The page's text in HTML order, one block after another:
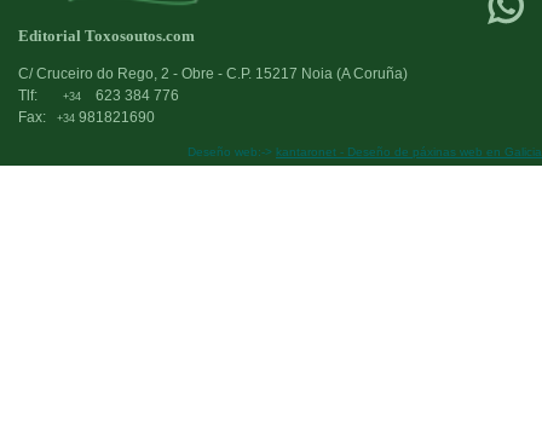
Editorial Toxosoutos.com
C/ Cruceiro do Rego, 2 - Obre - C.P. 15217 Noia (A Coruña)
Tlf:
+34
623 384 776
Fax:
+34 981821690
Deseño web:-> kantaronet - Deseño de páxinas web en Galicia